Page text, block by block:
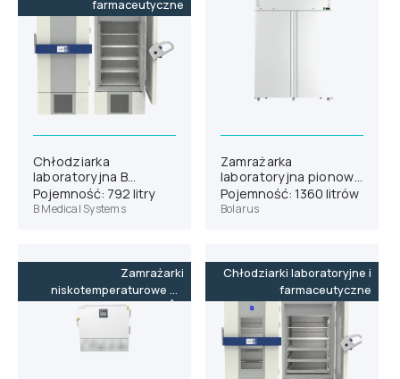
farmaceutyczne
Chłodziarka
laboratoryjna B
Medical Systems L700
Pojemność: 792 litry
B Medical Systems
Zamrażarka
laboratoryjna pionowa
Bolarus SLM 1400
Pojemność: 1360 litrów
Bolarus
Zamrażarki
niskotemperaturowe do
-86˚C
Chłodziarki laboratoryjne i
farmaceutyczne